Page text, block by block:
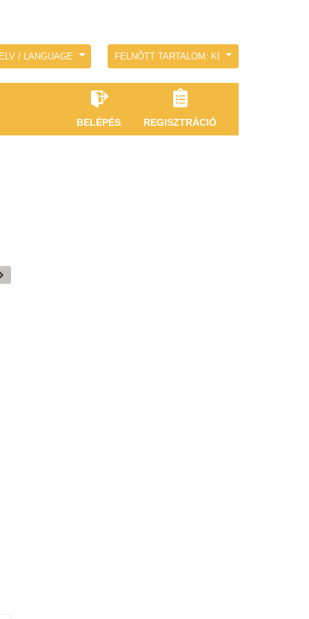
/ LANGUAGE FELNŐTT TARTALOM: KI
BELÉPÉS REGISZTRÁCIÓ